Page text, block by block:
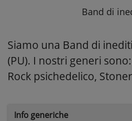
Band di
Siamo una Band di
(PU). I nostri generi
Rock psichedelico,
Info generiche